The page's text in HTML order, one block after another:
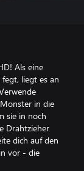
Als eine
liegt es an
in die
sie in noch
Drahtzieher
dich auf den
vor - die